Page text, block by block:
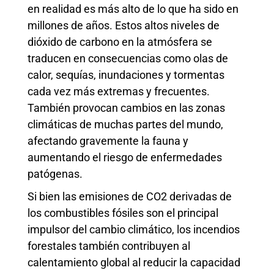
en realidad es más alto de lo que ha sido en
millones de años. Estos altos niveles de
dióxido de carbono en la atmósfera se
traducen en consecuencias como olas de
calor, sequías, inundaciones y tormentas
cada vez más extremas y frecuentes.
También provocan cambios en las zonas
climáticas de muchas partes del mundo,
afectando gravemente la fauna y
aumentando el riesgo de enfermedades
patógenas.
Si bien las emisiones de CO2 derivadas de
los combustibles fósiles son el principal
impulsor del cambio climático, los incendios
forestales también contribuyen al
calentamiento global al reducir la capacidad